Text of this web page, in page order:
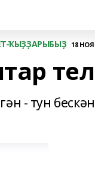
ҠЫҘҘАРЫБЫҘ 18
- тун